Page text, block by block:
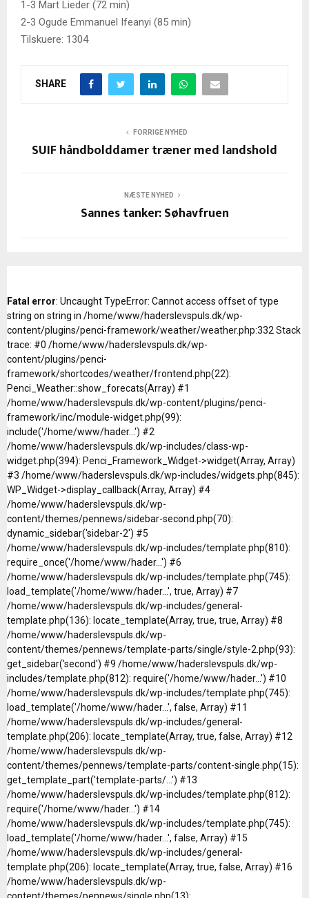
1-3 Mart Lieder (72 min)
2-3 Ogude Emmanuel Ifeanyi (85 min)
Tilskuere: 1304
SHARE
FORRIGE NYHED
SUIF håndbolddamer træner med landshold
NÆSTE NYHED
Sannes tanker: Søhavfruen
Fatal error: Uncaught TypeError: Cannot access offset of type
string on string in /home/www/haderslevspuls.dk/wp-
content/plugins/penci-framework/weather/weather.php:332 Stack
trace: #0 /home/www/haderslevspuls.dk/wp-
content/plugins/penci-
framework/shortcodes/weather/frontend.php(22):
Penci_Weather::show_forecats(Array) #1
/home/www/haderslevspuls.dk/wp-content/plugins/penci-
framework/inc/module-widget.php(99):
include('/home/www/hader...') #2
/home/www/haderslevspuls.dk/wp-includes/class-wp-
widget.php(394): Penci_Framework_Widget->widget(Array, Array)
#3 /home/www/haderslevspuls.dk/wp-includes/widgets.php(845):
WP_Widget->display_callback(Array, Array) #4
/home/www/haderslevspuls.dk/wp-
content/themes/pennews/sidebar-second.php(70):
dynamic_sidebar('sidebar-2') #5
/home/www/haderslevspuls.dk/wp-includes/template.php(810):
require_once('/home/www/hader...') #6
/home/www/haderslevspuls.dk/wp-includes/template.php(745):
load_template('/home/www/hader...', true, Array) #7
/home/www/haderslevspuls.dk/wp-includes/general-
template.php(136): locate_template(Array, true, true, Array) #8
/home/www/haderslevspuls.dk/wp-
content/themes/pennews/template-parts/single/style-2.php(93):
get_sidebar('second') #9 /home/www/haderslevspuls.dk/wp-
includes/template.php(812): require('/home/www/hader...') #10
/home/www/haderslevspuls.dk/wp-includes/template.php(745):
load_template('/home/www/hader...', false, Array) #11
/home/www/haderslevspuls.dk/wp-includes/general-
template.php(206): locate_template(Array, true, false, Array) #12
/home/www/haderslevspuls.dk/wp-
content/themes/pennews/template-parts/content-single.php(15):
get_template_part('template-parts/...') #13
/home/www/haderslevspuls.dk/wp-includes/template.php(812):
require('/home/www/hader...') #14
/home/www/haderslevspuls.dk/wp-includes/template.php(745):
load_template('/home/www/hader...', false, Array) #15
/home/www/haderslevspuls.dk/wp-includes/general-
template.php(206): locate_template(Array, true, false, Array) #16
/home/www/haderslevspuls.dk/wp-